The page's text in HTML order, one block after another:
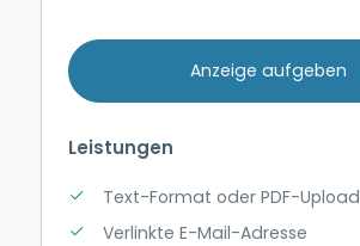
Anzeige aufgeben
Leistungen
Text-Format oder PDF-Upload
Verlinkte E-Mail-Adresse